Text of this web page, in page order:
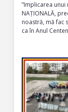
”Implicarea
NAȚIONALĂ,
noastră, mă fac
ca în Anul